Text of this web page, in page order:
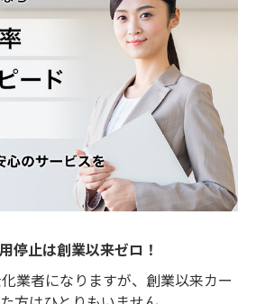
停止は創業以来ゼロ！
業者になりますが、 創業以来カー